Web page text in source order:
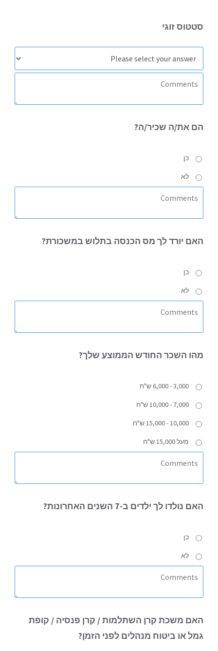
סטטוסזוגי
הם את/ה שכיר/ה?
כן
לא
האם יורד לך מס הכנסה בתלוש במשכורת?
כן
לא
מהו השכר החודש הממוצע שלך?
3,000 - 6,000 ש"ח
7,000 - 10,000 ש"ח
10,000 - 15,000 ש"ח
מעל 15,000 ש"ח
האם נולדו לך ילדים ב-7 השנים האחרונות?
כן
לא
האם משכת קרן השתלמות / קרן פנסיה / קופת
גמל או ביטוח מנהלים לפני הזמן?